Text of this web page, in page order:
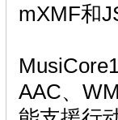
mXMF和
AAC、